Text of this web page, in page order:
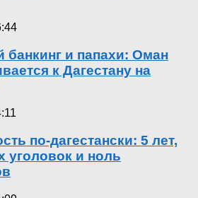
банкинг и папахи: Оман
к Дагестану на
по-дагестански: 5 лет,
уголовок и ноль